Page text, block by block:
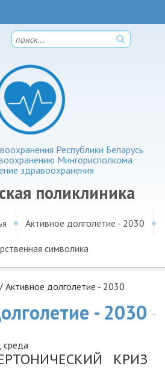
Республики Беларусь
Мингорисполкома
здравоохранения
поликлиника
Активное долголетие - 2030
символика
/ Активное долголетие - 2030
- 2030
среда
КРИЗ